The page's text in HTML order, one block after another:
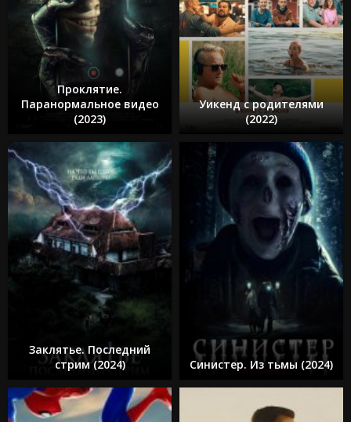
Проклятие.
Паранормальное видео
(2023)
Уикенд с родителями
(2022)
Заклятье. Последний
стрим (2024)
Синистер. Из тьмы (2024)